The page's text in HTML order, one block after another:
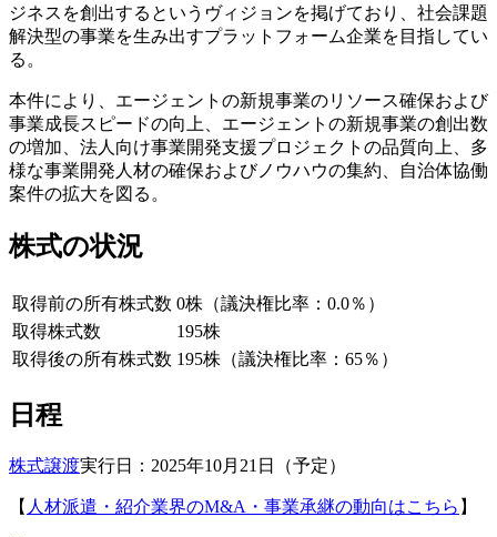
ジネスを創出するというヴィジョンを掲げており、社会課題
解決型の事業を生み出すプラットフォーム企業を目指してい
る。
本件により、エージェントの新規事業のリソース確保および
事業成長スピードの向上、エージェントの新規事業の創出数
の増加、法人向け事業開発支援プロジェクトの品質向上、多
様な事業開発人材の確保およびノウハウの集約、自治体協働
案件の拡大を図る。
株式の状況
取得前の所有株式数 0株（議決権比率：0.0％）
取得株式数
195株
取得後の所有株式数 195株（議決権比率：65％）
日程
株式譲渡実行日：2025年10月21日（予定）
【 人材派遣・紹介業界のM&A・事業承継の動向はこちら 】